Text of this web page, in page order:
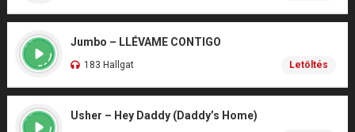
Jumbo – LLÉVAME CONTIGO
183 Hallgat Letöltés
Usher – Hey Daddy (Daddy’s Home)